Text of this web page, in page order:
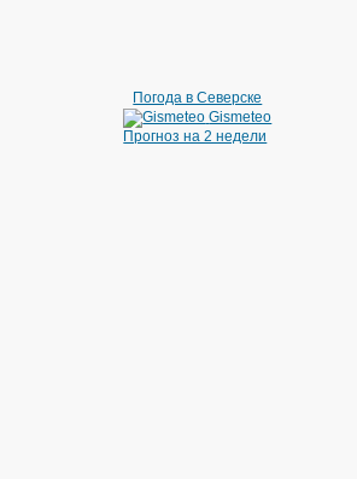
Погода в Северске
Gismeteo
Прогноз на 2 недели